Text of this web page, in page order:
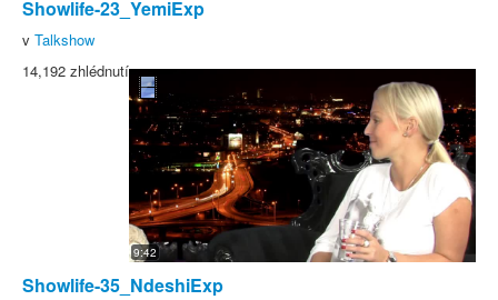
Showlife-23_YemiExp
v Talkshow
14,192 zhlédnutí
9:42
Showlife-35_NdeshiExp